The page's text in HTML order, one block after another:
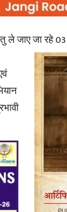
जाए जा रहे 03